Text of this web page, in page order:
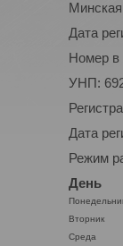
Дата
Номер в
УНП:
Дата
Режим
День
Вторник
Среда